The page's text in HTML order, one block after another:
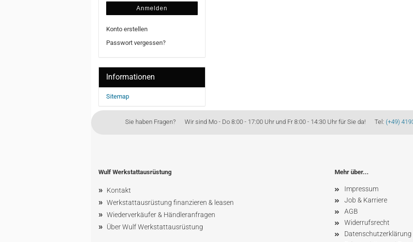
Anmelden
Konto erstellen
Passwort vergessen?
Informationen
Sitemap
Sie haben Fragen? Wir sind Mo - Do 8:00 - 17:00 Uhr und Fr 8:00 - 14:30 Uhr für Sie da! Tel: (+49)
Wulf Werkstattausrüstung
» Kontakt
» Werkstattausrüstung finanzieren & leasen
» Wiederverkäufer & Händleranfragen
» Über Wulf Werkstattausrüstung
Mehr über...
Impressum
Job & Karriere
AGB
Widerrufsrecht
Datenschutzerklärung